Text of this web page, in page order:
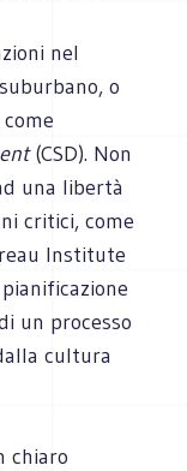
nel
o
(CSD). Non
una libertà
critici, come
Institute
un processo
cultura
chiaro